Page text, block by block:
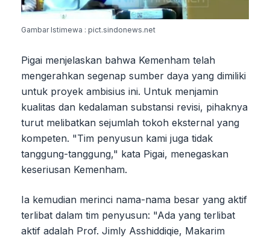
Gambar Istimewa : pict.sindonews.net
Pigai menjelaskan bahwa Kemenham telah
mengerahkan segenap sumber daya yang dimiliki
untuk proyek ambisius ini. Untuk menjamin
kualitas dan kedalaman substansi revisi, pihaknya
turut melibatkan sejumlah tokoh eksternal yang
kompeten. "Tim penyusun kami juga tidak
tanggung-tanggung," kata Pigai, menegaskan
keseriusan Kemenham.
Ia kemudian merinci nama-nama besar yang aktif
terlibat dalam tim penyusun: "Ada yang terlibat
aktif adalah Prof. Jimly Asshiddiqie, Makarim